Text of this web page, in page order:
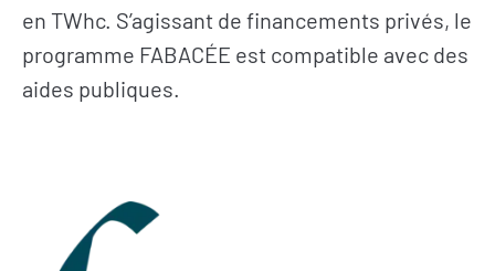
en TWhc. S’agissant de financements privés, le
programme FABACÉE est compatible avec des
aides publiques.